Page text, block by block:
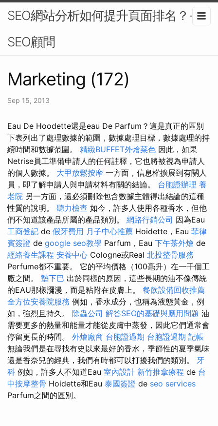
SEO網站分析如何提升頁面排名？-
SEO顧問
Marketing (172)
Sep 15, 2013
Eau De Hoodette還是eau De Parfum？這是真正的區別
下表列出了處理數據的範圍，數據處理目標，數據處理的持
續時間和數據范圍。 精緻BUFFET外燴菜色 因此，如果
Netrise員工準備申請人的任何註釋，它也將被視為申請人
的個人數據。 大甲放鬆按摩 一方面，信息權擴展到有關人
員，即了解申請人與申請材料有關的結論。 台胞證辦理 養
老院 另一方面，還必須刪除包含數據主體得出結論的這種
性質的說明。 聽力檢查 如今，許多人使用各種香水，但他
們不知道該產品所屬的產品類別。 網路行銷公司 因為Eau
工商登記 de 假牙費用 月子中心推薦 Hoidette，Eau 菲律
賓簽證 de google seo教學 Parfum，Eau 下午茶外燴 de
經絡養生課程 安養中心 Cologne或Real 北投整骨服務
Perfume都不重要。 它的平均價格（100毫升）在一千個工
廠之間。 墊下巴 出於同樣的原因，這些長期的油不像傳統
的EAU那樣瀰漫，而是粘附在皮膚上。 餐飲設備回收推薦
全方位安養院服務 例如，香水成分，也稱為液態黃金，例
如，強烈且持久。 除蟲公司 解答SEO的基礎與應用問題 油
需要更多的熱量和能量才能從皮膚中蒸發，因此它們通常會
停留更長的時間。 外燴廠商 台胞證過期 台胞證過期 記帳
無論我們是在尋找有史以來最好的香水，季節性的夏季氣味
還是香奈兒的經典，我們有時都可以打擾我們的類別。 牙
科 例如，許多人不知道Eau 室內設計 新竹推拿療程 de 台
中按摩整骨 Hoidette和Eau 泰國簽證 de seo services
Parfum之間的區別。